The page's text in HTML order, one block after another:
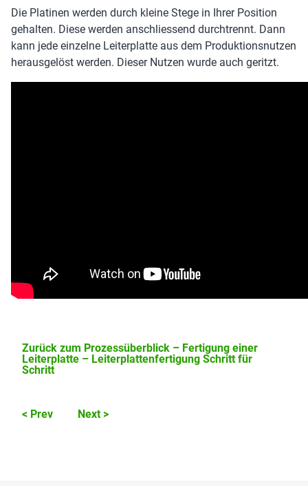
Die Platinen werden durch kleine Stege in Ihrer Position
gehalten. Diese werden anschliessend durchtrennt. Dann
kann jede einzelne Leiterplatte aus dem Produktionsnutzen
herausgelöst werden. Dieser Nutzen wurde auch geritzt.
Zurück zum Prozessüberblick – Fertigung einer
Leiterplatte – Leiterplattenfertigung Schritt für
Schritt
< Prev Next >